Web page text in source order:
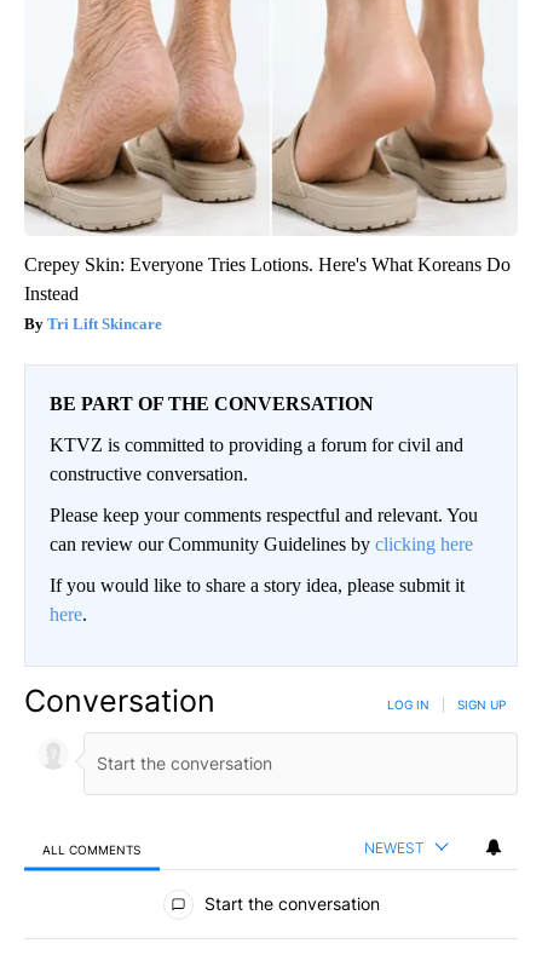
Crepey Skin: Everyone Tries Lotions. Here's What Koreans Do
Instead
Tri Lift Skincare
BE PART OF THE CONVERSATION
KTVZ is committed to providing a forum for civil and
constructive conversation.
Please keep your comments respectful and relevant. You
can review our Community Guidelines by clicking here
If you would like to share a story idea, please submit it
here.
Conversation LOG IN SIGN UP
ALL COMMENTS NEWEST
All Comments
Start the conversation